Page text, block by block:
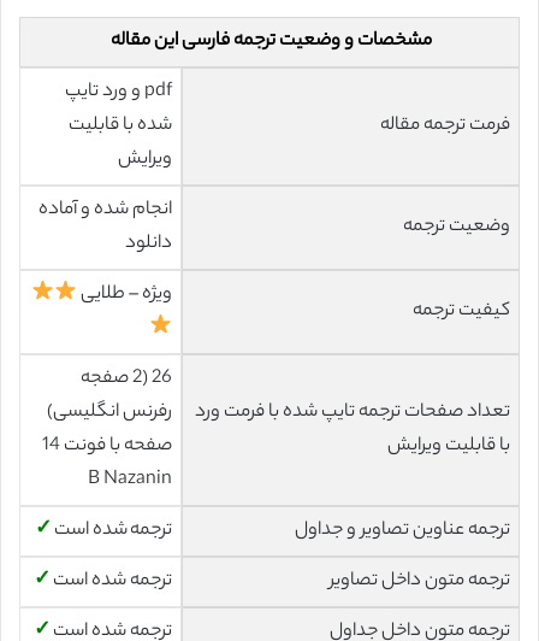
مشخصات و وضعیت ترجمه فارسی این مقاله
فرمت ترجمه مقاله
pdf و ورد تایپ
شده با قابلیت
ویرایش
وضعیت ترجمه
انجام شده و آماده
دانلود
کیفیت ترجمه
ویژه – طلایی
تعداد صفحات ترجمه تایپ شده با فرمت ورد
با قابلیت ویرایش
26 (2 صفجه
رفرنس انگلیسی)
صفحه با فونت 14
B Nazanin
ترجمه عناوین تصاویر و جداول
ترجمه شده است ✓
ترجمه متون داخل تصاویر
ترجمه شده است ✓
ترجمه متون داخل جداول
ترجمه شده است ✓